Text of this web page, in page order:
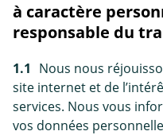
à caractère
responsable du
1.1 Nous nous
site internet et de
services. Nous vous
vos données